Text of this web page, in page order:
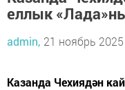
еллык
admin, 21 ноябрь
Казанда Чехиядән